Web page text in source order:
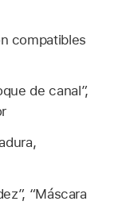
compatibles
de canal”,
“Máscara